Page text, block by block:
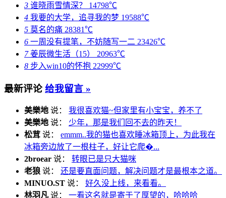
3 谁晓雨雪情深？ 14798℃
4 我要的大学，追寻我的梦 19588℃
5 莫名的痛 28381℃
6 一周没有提笔，不妨随写一二 23426℃
7姜辰微生活（15） 20963℃
8 步入win10的怀抱 22999℃
最新评论 给我留言 »
美樂地 说： 我很喜欢猫~但家里有小宝宝，养不了
美樂地 说： 少年，那是我们回不去的昨天！
松茸 说： emmm..我的猫也喜欢睡冰箱顶上，为此我在
冰箱旁边放了一根柱子，好让它爬�...
2broear 说： 转眼已是只大猫咪
老狼 说： 还是要直面问题，解决问题才是最根本之道。
MINUO.ST 说： 好久没上线，来看看。
林羽凡 说： 一看这名就是寄于了厚望的，哈哈哈